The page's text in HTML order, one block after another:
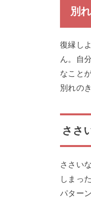
別
復縁し
ん。自
なこと
別れの
ささ
ささい
しまっ
パター